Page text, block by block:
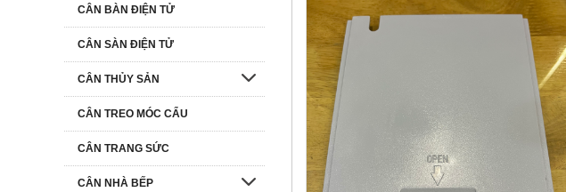
CÂN BÀN ĐIỆN TỬ
CÂN SÀN ĐIỆN TỬ
CÂN THỦY SẢN
CÂN TREO MÓC CẨU
CÂN TRANG SỨC
CÂN NHÀ BẾP